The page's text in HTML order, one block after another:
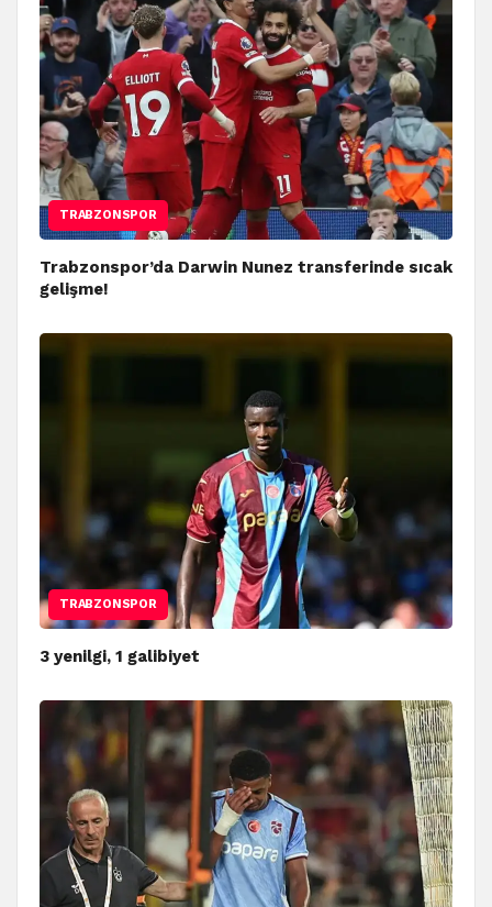
TRABZONSPOR
Trabzonspor’da Darwin Nunez transferinde sıcak
gelişme!
TRABZONSPOR
3 yenilgi, 1 galibiyet